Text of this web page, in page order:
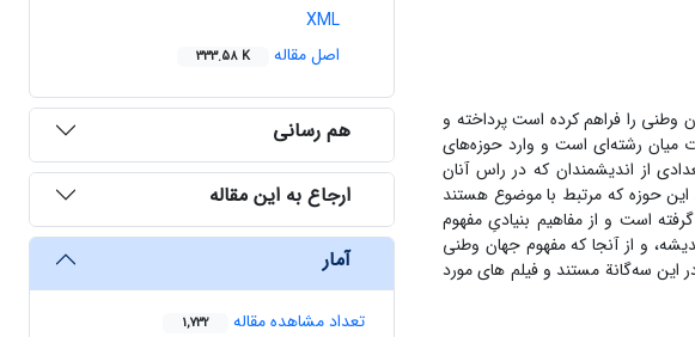
وطنی را فراهم کرده است پرداخته و
میان رشته‌ای است و وارد حوزه‌های
از اندیشمندان که در راس آنان
این حوزه که مرتبط با موضوع هستند
است و از مفاهیم بنیادیِ مفهوم
و از آنجا که مفهوم جهان وطنی
این سه‌گانة مستند و فیلم های مورد
XML
اصل مقاله
333.58 K
هم رسانی
ارجاع به این مقاله
آمار
تعداد مشاهده مقاله 1,732